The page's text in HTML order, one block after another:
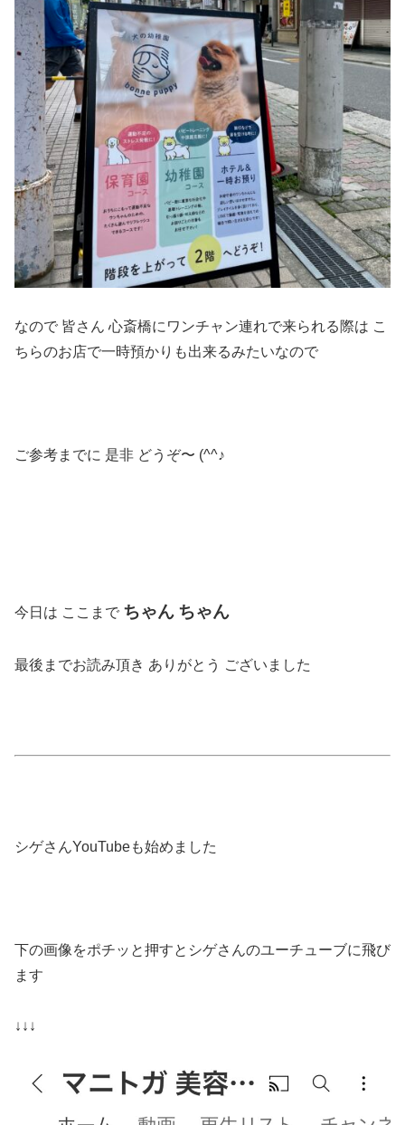
なので 皆さん 心斎橋にワンチャン連れで来られる際は こ
ちらのお店で一時預かりも出来るみたいなので
ご参考までに 是非 どうぞ〜 (^^♪
今日は ここまで ちゃん ちゃん
最後までお読み頂き ありがとう ございました
シゲさんYouTubeも始めました
下の画像をポチッと押すとシゲさんのユーチューブに飛び
ます
↓↓↓